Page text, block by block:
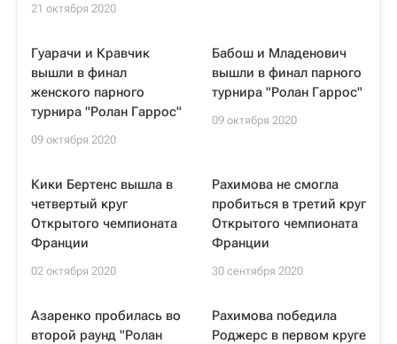
21 октября 2020
Гуарачи и Кравчик
вышли в финал
женского парного
турнира "Ролан Гаррос"
09 октября 2020
Бабош и Младенович
вышли в финал парного
турнира "Ролан Гаррос"
09 октября 2020
Кики Бертенс вышла в
четвертый круг
Открытого чемпионата
Франции
02 октября 2020
Рахимова не смогла
пробиться в третий круг
Открытого чемпионата
Франции
30 сентября 2020
Азаренко пробилась во
второй раунд "Ролан
Рахимова победила
Роджерс в первом круге